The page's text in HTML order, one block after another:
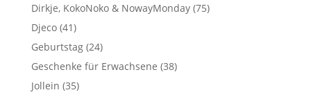
Dirkje, KokoNoko & NowayMonday (75)
Djeco (41)
Geburtstag (24)
Geschenke für Erwachsene (38)
Jollein (35)